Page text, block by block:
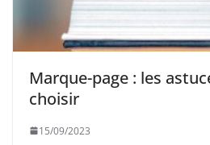
Marque-page : les
choisir
15/09/2023